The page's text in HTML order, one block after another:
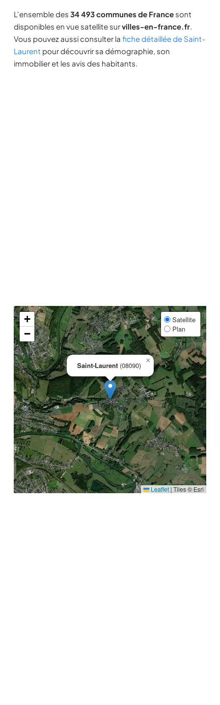
L'ensemble des 34 493 communes de France sont
disponibles en vue satellite survilles-en-france.fr.
Vous pouvez aussi consulter la fiche détaillée de Saint-
Laurent pour découvrir sa démographie, son
immobilier et les avis des habitants.
Saint-Laurent (08090)
×
+
−
Satellite
Plan
Leaflet | Tiles © Esri